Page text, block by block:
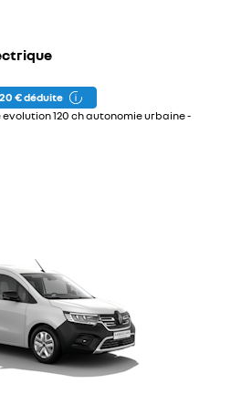
€ déduite
evolution 120 ch autonomie urbaine -